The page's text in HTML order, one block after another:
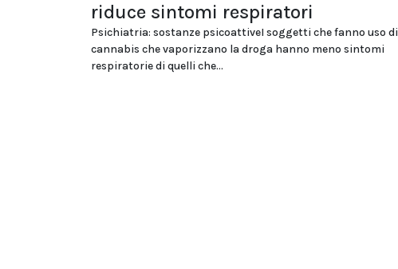
riduce sintomi respiratori
Psichiatria: sostanze psicoattiveI soggetti che fanno uso di
cannabis che vaporizzano la droga hanno meno sintomi
respiratorie di quelli che...